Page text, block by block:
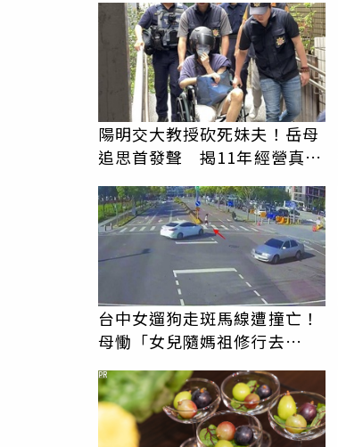
陽明交大教授砍死妹夫！岳母
追思首發聲 揭11年經營真相
駁「爭產」
台中女遛狗走斑馬線遭撞亡！
母慟「女兒隨媽祖修行去
PR